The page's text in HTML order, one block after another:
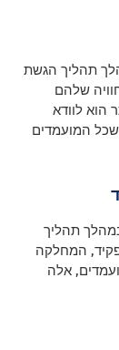
תהליך הגשת
שלהם
הוא לוודא
המועמדים
תהליך
המחלקה
אלה